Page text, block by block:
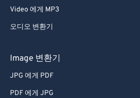
Video 에게 MP3
오디오 변환기
Image 변환기
JPG 에게 PDF
PDF 에게 JPG